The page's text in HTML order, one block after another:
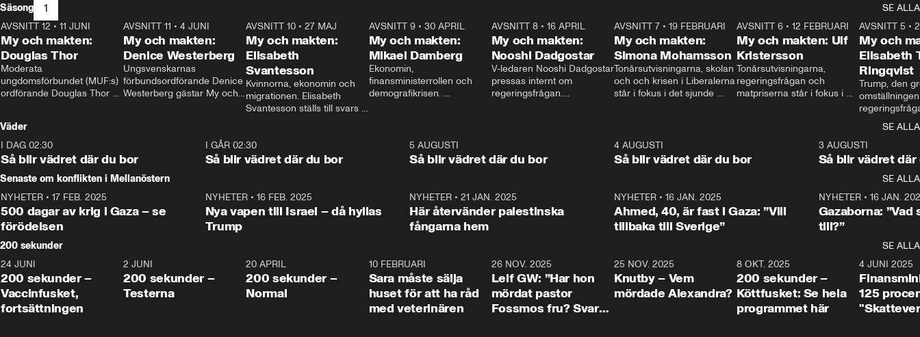
Säsong 1
SE ALLA
26:27
AVSNITT 12 • 11 JUNI
My och makten:
Douglas Thor
Moderata
ungdomsförbundet (MUF:s)
ordförande Douglas Thor
tonårsutvisningarna och hur
Moderaterna ska locka
väljare till valet i höst.
23:40
AVSNITT 11 •4 JUNI
My och makten:
Denice Westerberg
Ungsvenskarnas
förbundsordförande Denice
Westerberg gästar My och
AVSNITT 10 •27 MAJ
My och makten:
Elisabeth
Svantesson
Kvinnorna, ekonomin och
migrationen. Elisabeth
Svantesson ställs till svars
AVSNITT 9• 30 APRIL
My och makten:
Mikael Damberg
Ekonomin,
finansministerrollen och
demografikrisen.
och Makten.
AVSNITT 8• 16 APRIL
My och makten:
Nooshi Dadgostar
V-ledaren Nooshi Dadgostar
pressas internt om
regeringsfrågan.
– Vi ställer upp i val. Ska vi
vara med så sitter vi förstås
24:30
AVSNITT 7• 19 FEBRUARI
My och makten:
Simona Mohamsson
Tonårsutvisningarna, skolan
och och krisen i Liberalerna
står i fokus i det sjunde
kommentator My
Rohwedder ställer
utbildnings- och
Mohamsson till svars.
27:30
AVSNITT 6 •12 FEBRUARI
My och makten: Ulf
Kristersson
Tonårsutvisningarna,
regeringsfrågan och
matpriserna står i fokus i
Rohwedder ställer
statsminister Ulf Kristersson
AVSNITT 5 •
My och
Elisabeth
Ringqvist
Trump, den
centrum i
avsnittet av
Makten”. Se
Aftonbladets
Rohwedder
Thand Ring
Väder
SE ALLA
I DAG 02:30
Så blir vädret där du bor
1:06
I GÅR 02:30
Så blir vädret där du bor
5 AUGUSTI
Så blir vädret där du bor
4 AUGUSTI
Så blir vädret där du bor
3 AUGUSTI
Så blir vädret där
Senaste om konflikten i Mellanöstern
SE ALLA
NYHETER • 17 FEB. 2025
500 dagar av krig i Gaza – se
förödelsen
NYHETER• 16 FEB. 2025
Nya vapen till Israel – då hyllas
Trump
NYHETER •21 JAN. 2025
Här återvänder palestinska
fångarna hem
NYHETER• 16 JAN. 2025
Ahmed, 40, är fast i Gaza: ”Vill
tillbaka till Sverige”
NYHETER• 16 JAN.
Gazaborna:
till?”
200 sekunder
SE ALLA
5:00
24 JUNI
200 sekunder –
Vaccinfusket,
fortsättningen
4:23
2 JUNI
200 sekunder –
Testerna
20 APRIL
200 sekunder –
Normal
10 FEBRUARI
Sara måste sälja
huset för att ha råd
med veterinären
26 NOV. 2025
Leif GW: ”Har hon
mördat pastor
Fossmos fru? Svar
31:05
25 NOV. 2025
Knutby – Vem
mördade Alexandra?
4:29
8 OKT. 2025
200 sekunder –
Köttfusket: Se hela
programmet här
4 JUNI 2025
125